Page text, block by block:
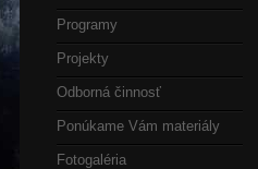
Programy
Projekty
Odborná činnosť
Ponúkame Vám materiály
Fotogaléria